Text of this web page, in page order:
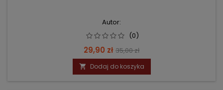
Autor:
(0)
Cena
29,90 zł Cena
podstawowa
35,00 zł
 Dodaj do koszyka